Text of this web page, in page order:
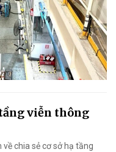
viễn thông
về chia sẻ cơ sở hạ tầng